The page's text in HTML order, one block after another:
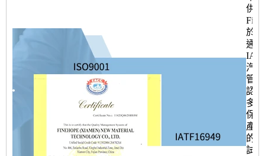
供
於
通
汽
管
認
多
保
產
的
試